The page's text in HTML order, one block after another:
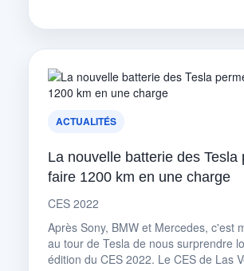
ACTUALITÉS
La nouvelle batterie des Tesla
faire 1200 km en une charge
CES 2022
Après Sony, BMW et Mercedes, c'est
au tour de Tesla de nous surprendre
édition du CES 2022. Le CES de Las